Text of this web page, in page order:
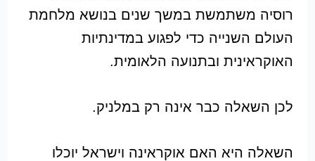
רוסיה משתמשת במשך שנים בנושא מלחמת
העולם השנייה כדי לפגוע במדינתיות
האוקראינית ובתנועה הלאומית.
לכן השאלה כבר אינה רק במלניק.
השאלה היא האם אוקראינה וישראל יוכלו